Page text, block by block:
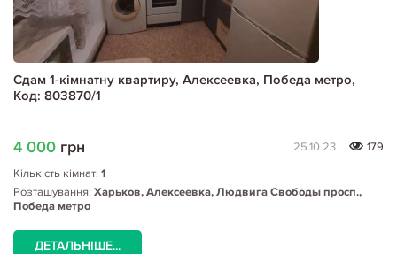
Сдам 1-кімнатну квартиру, Алексеевка, Победа метро,
Код: 803870/1
4 000 грн 25.10.23
179
Кількість кімнат: 1
Розташування: Харьков, Алексеевка, Людвига Свободы просп.,
Победа метро
ДЕТАЛЬНІШЕ...